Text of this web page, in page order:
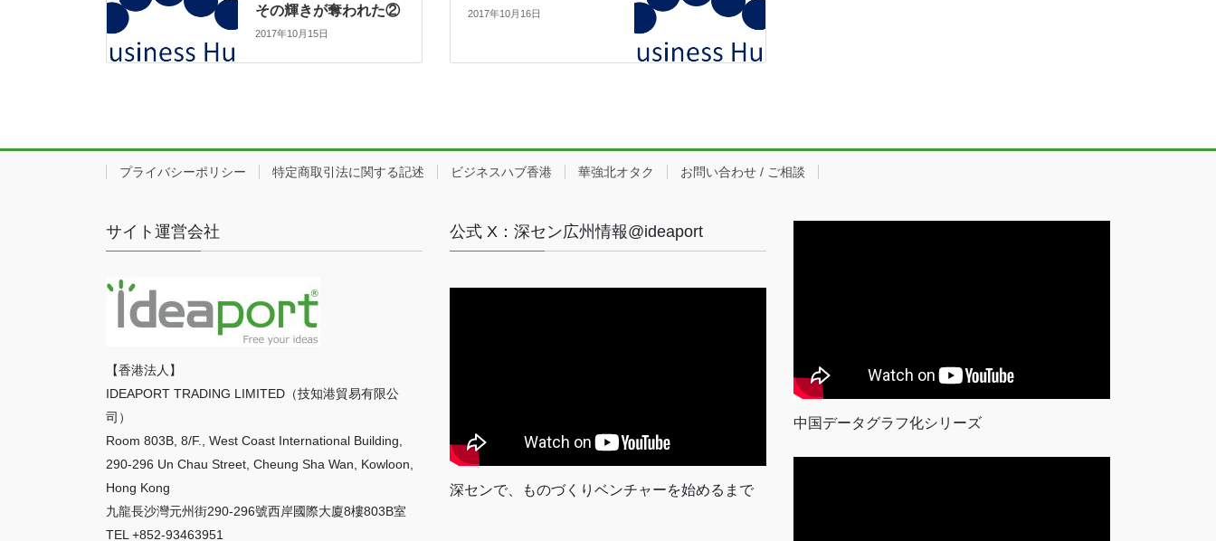
その輝きが奪われた②
2017年10月15日
2017年10月16日
プライバシーポリシー 特定商取引法に関する記述 ビジネスハブ香港 華強北オタク お問い合わせ / ご相談
サイト運営会社
【香港法人】
IDEAPORT TRADING LIMITED（技知港貿易有限公
司）
Room 803B, 8/F., West Coast International Building,
290-296 Un Chau Street, Cheung Sha Wan, Kowloon,
Hong Kong
九龍長沙灣元州街290-296號西岸國際大廈8樓803B室
TEL +852-93463951
公式 X：深セン広州情報@ideaport
深センで、ものづくりベンチャーを始めるまで
中国データグラフ化シリーズ